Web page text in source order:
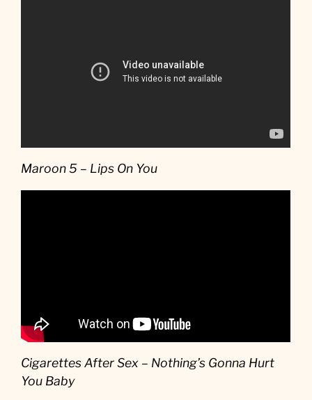
Maroon 5 – Lips On You
Cigarettes After Sex – Nothing’s Gonna Hurt
You Baby